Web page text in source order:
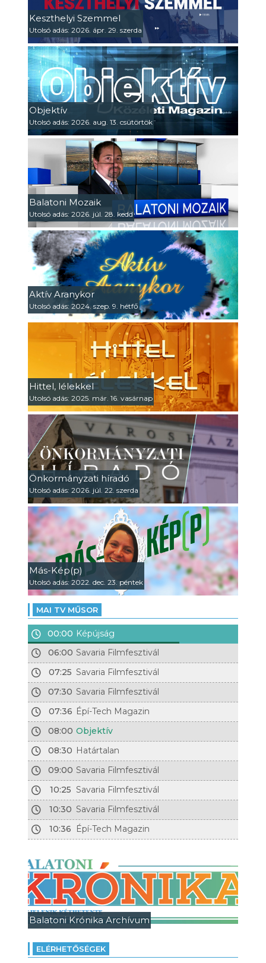
Keszthelyi Szemmel
Utolsó adás: 2026. ápr. 29. szerda
Objektív
Utolsó adás: 2026. aug. 13. csütörtök
Balatoni Mozaik
Utolsó adás: 2026. júl. 28. kedd
Aktív Aranykor
Utolsó adás: 2024. szep. 9. hétfő
Hittel, lélekkel
Utolsó adás: 2025. már. 16. vasárnap
Önkormányzati híradó
Utolsó adás: 2026. júl. 22. szerda
Más-Kép(p)
Utolsó adás: 2022. dec. 23. péntek
MAI TV MŰSOR
00:00 Képújság
06:00 Savaria Filmfesztivál
07:25 Savaria Filmfesztivál
07:30 Savaria Filmfesztivál
07:36 Épí-Tech Magazin
08:00 Objektív
08:30 Határtalan
09:00 Savaria Filmfesztivál
10:25 Savaria Filmfesztivál
10:30 Savaria Filmfesztivál
10:36
Épí-Tech Magazin
Balatoni Krónika Archívum
ELÉRHETŐSÉGEK